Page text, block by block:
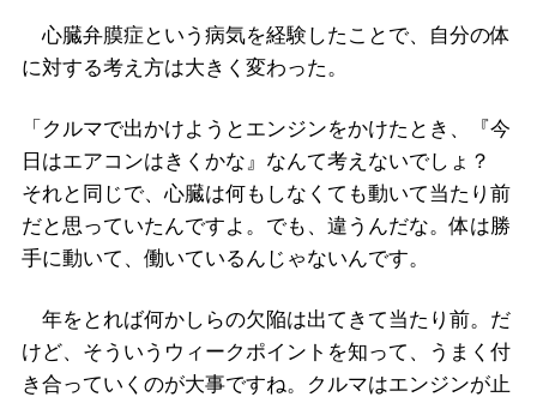
心臓弁膜症という病気を経験したことで、自分の体
に対する考え方は大きく変わった。
「クルマで出かけようとエンジンをかけたとき、『今
日はエアコンはきくかな』なんて考えないでしょ？
それと同じで、心臓は何もしなくても動いて当たり前
だと思っていたんですよ。でも、違うんだな。体は勝
手に動いて、働いているんじゃないんです。
年をとれば何かしらの欠陥は出てきて当たり前。だ
けど、そういうウィークポイントを知って、うまく付
き合っていくのが大事ですね。クルマはエンジンが止